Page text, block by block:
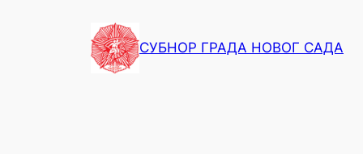
СУБНОР ГРАДА НОВОГ САДА